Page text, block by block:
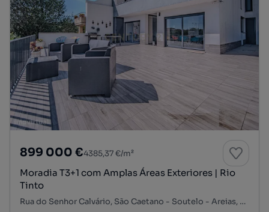
899 000 €4385,37 €/m²
Moradia T3+1 com Amplas Áreas Exteriores | Rio
Tinto
Rua do Senhor Calvário, São Caetano - Soutelo - Areias, Rio Tinto, Gondomar, Porto